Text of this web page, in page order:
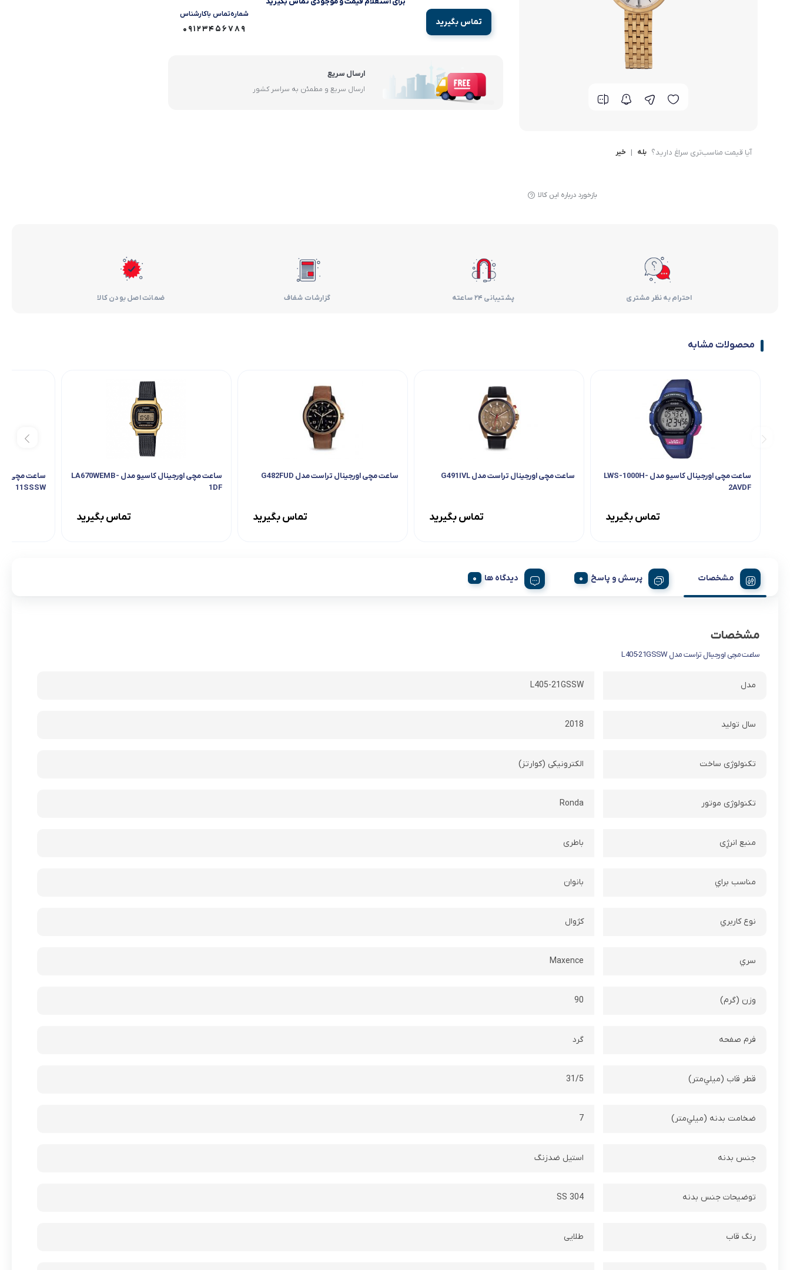
گوشی موتورولا
گوشی نوکیا
گوشی وان پلاس
گوشی اچ تی سی
گوشی کاترپیلار
آرام پز
توستر
قهوه ساز
مایکروویو
مخلوط کن
همزن
هود
آیا قیمت مناسب‌تری سراغ دارید؟ بله | خیر
بازخورد درباره این کالا
تماس بگیرید
شماره‌تماس‌ با‌کارشناس
09123456789
ارسال سریع
ارسال سریع و مطمئن به سراسر کشور
احترام به نظر مشتری پشتیبانی 24 ساعته گزارشات شفاف ضمانت اصل بودن کالا
محصولات مشابه
ساعت مچی اورجینال کاسیو مدل LWS-1000H-
2AVDF
تماس بگیرید
ساعت مچی اورجینال تراست مدل G491IVL
تماس بگیرید
ساعت مچی اورجینال تراست مدل G482FUD
تماس بگیرید
ساعت مچی اورجینال کاسیو مدل LA670WEMB-
1DF
تماس بگیرید
11SSSW
مشخصات پرسش و پاسخ دیدگاه ها
مشخصات
ساعت مچی اورجینال تراست مدل L405-21GSSW
مدل L405-21GSSW
سال تولید 2018
تکنولوژی ساخت الکترونیکی (کوارتز)
تکنولوژی موتور Ronda
منبع انرژِی باطری
مناسب براي بانوان
نوع کاربري کژوال
سري Maxence
وزن (گرم) 90
فرم صفحه گرد
قطر قاب (ميلي‌متر) 31/5
ضخامت بدنه (ميلي‌متر) 7
جنس بدنه استیل ضدزنگ
توضيحات جنس بدنه SS 304
رنگ قاب طلایی